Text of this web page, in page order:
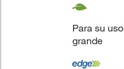
Para su
grande